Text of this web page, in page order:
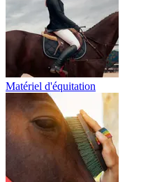
Matériel d'équitation